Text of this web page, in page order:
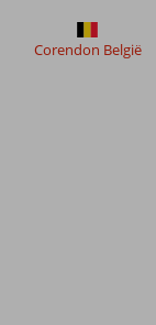
garanderen.
Meer
Corendon België